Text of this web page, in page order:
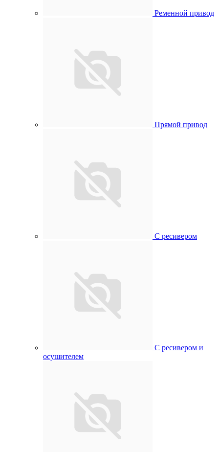
Ременной привод
Прямой привод
С ресивером
С ресивером и
осушителем